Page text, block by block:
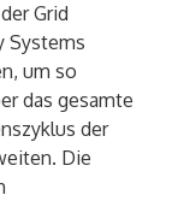
Grid
Systems
um so
das gesamte
der
Die